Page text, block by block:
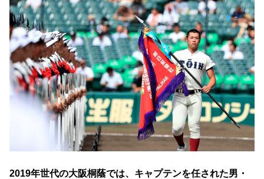
2019年世代の大阪桐蔭では、キャプテンを任された男・